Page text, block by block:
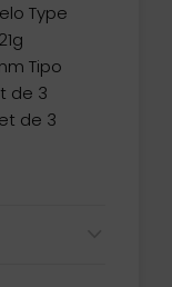
Type
Tipo
de 3
de 3